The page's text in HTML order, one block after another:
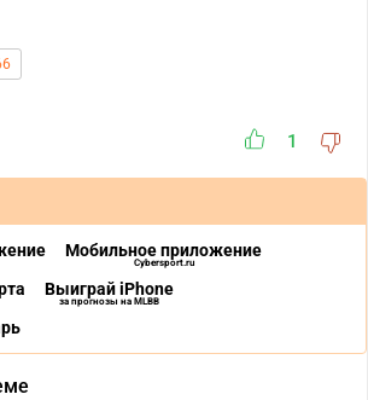
1
Мобильное приложение
Cybersport.ru
Выиграй iPhone
за прогнозы на MLBB